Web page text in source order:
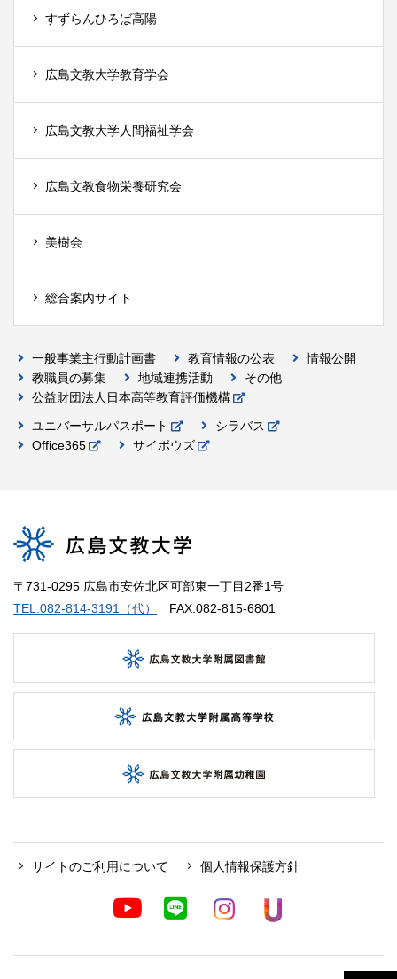
すずらんひろば高陽
広島文教大学教育学会
広島文教大学人間福祉学会
広島文教食物栄養研究会
美樹会
総合案内サイト
一般事業主行動計画書 教育情報の公表
情報公開
教職員の募集
地域連携活動
その他
公益財団法人日本高等教育評価機構
ユニバーサルパスポート
シラバス
Office365
サイボウズ
〒731-0295 広島市安佐北区可部東一丁目2番1号
TEL.082-814-3191（代）
FAX.082-815-6801
サイトのご利用について 個人情報保護方針